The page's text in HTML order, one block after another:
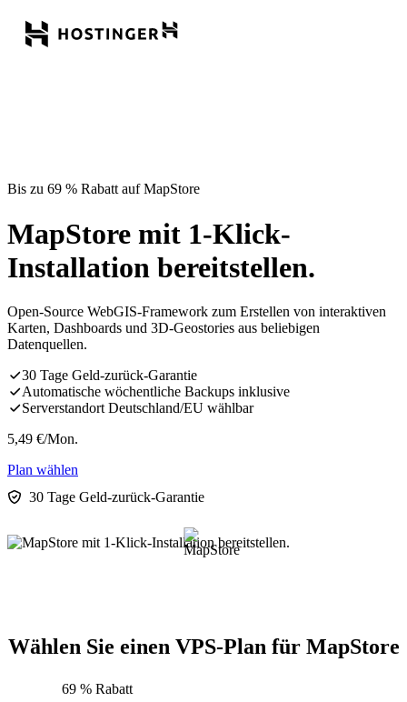
Bis zu 69 % Rabatt auf MapStore
MapStore mit 1-Klick-
Installation bereitstellen.
Open-Source WebGIS-Framework zum Erstellen von interaktiven
Karten, Dashboards und 3D-Geostories aus beliebigen
Datenquellen.
30 Tage Geld-zurück-Garantie
Automatische wöchentliche Backups inklusive
Serverstandort Deutschland/EU wählbar
5,49 €/Mon.
Plan wählen
30 Tage Geld-zurück-Garantie
Wählen Sie einen VPS-Plan für MapStore
69 % Rabatt